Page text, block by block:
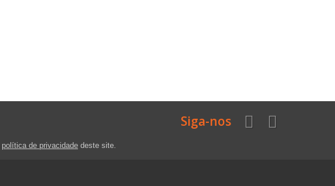
política de privacidade deste site.
Siga-nos